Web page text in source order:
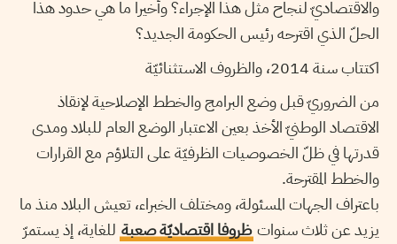
والاقتصاديّ لنجاح مثل هذا الإجراء؟ وأخيرا ما هي حدود هذا
الحلّ الذي اقترحه رئيس الحكومة الجديد؟
اكتتاب سنة 2014، والظروف الاستثنائيّة
من الضروريّ قبل وضع البرامج والخطط الإصلاحية لإنقاذ
الاقتصاد الوطنيّ الأخذ بعين الاعتبار الوضع العام للبلاد ومدى
قدرتها في ظلّ الخصوصيات الظرفيّة على التلاؤم مع القرارات
والخطط المقترحة.
باعتراف الجهات المسئولة، ومختلف الخبراء، تعيش البلاد منذ ما
يزيد عن ثلاث سنوات ظروفا اقتصاديّة صعبة للغاية، إذ يستمرّ